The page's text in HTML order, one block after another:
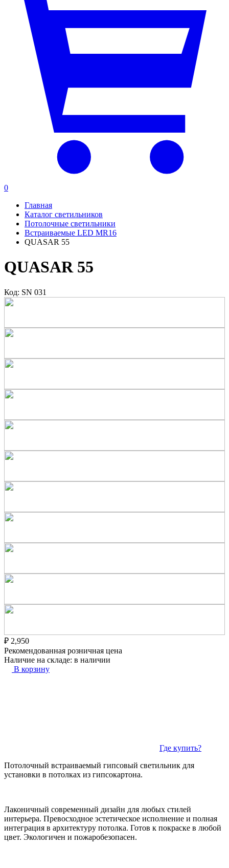
0
Главная
Каталог светильников
Потолочные светильники
Встраиваемые LED MR16
QUASAR 55
QUASAR 55
Код: SN 031
₽ 2,950
Рекомендованная розничная цена
Наличие на складе: в наличии
В корзину
Где купить?
Потолочный встраиваемый гипсовый светильник для
установки в потолках из гипсокартона.
Лаконичный современный дизайн для любых стилей
интерьера. Превосходное эстетическое исполнение и полная
интеграция в архитектуру потолка. Готов к покраске в любой
цвет. Экологичен и пожаробезопасен.